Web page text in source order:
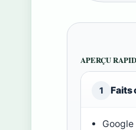
APERÇU
1 Faits